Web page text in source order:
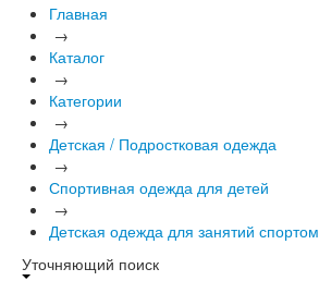
Главная
→
Каталог
→
Категории
→
Детская / Подростковая одежда
→
Спортивная одежда для детей
→
Детская одежда для занятий спортом
Уточняющий поиск